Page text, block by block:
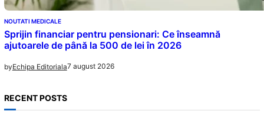
NOUTATI MEDICALE
Sprijin financiar pentru pensionari: Ce înseamnă
ajutoarele de până la 500 de lei în 2026
byEchipa Editoriala7 august 2026
RECENT POSTS